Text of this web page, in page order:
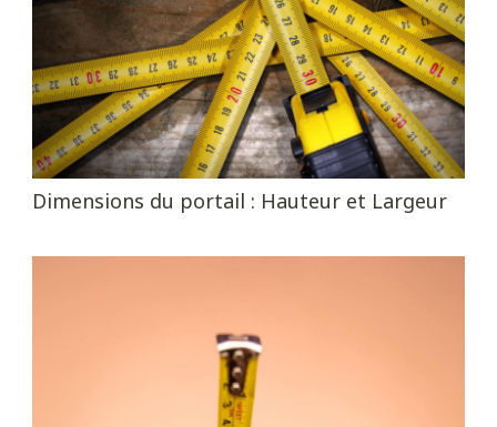
Dimensions du portail : Hauteur et Largeur